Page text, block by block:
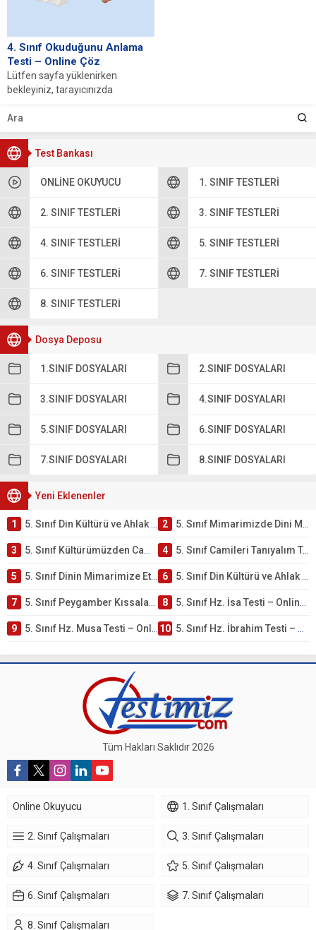
Test Bankası
ONLINE OKUYUCU 1. SINIF TESTLERI
2. SINIF TESTLERI 3. SINIF TESTLERI
4. SINIF TESTLERI 5. SINIF TESTLERI
6. SINIF TESTLERI 7. SINIF TESTLERI
8. SINIF TESTLERI
Dosya Deposu
1.SINIF DOSYALARI 2.SINIF DOSYALARI
3.SINIF DOSYALARI 4.SINIF DOSYALARI
5.SINIF DOSYALARI 6.SINIF DOSYALARI
7.SINIF DOSYALARI 8.SINIF DOSYALARI
Yeni Eklenenler
1 5. Sınıf Din Kültürü ve Ahlak Bilgisi 4. Ünite: Mimarimizde Dini Motifler Çalışmaları 2 5. Sınıf Mimarimizde Dini Motifler Ünite Testi – Online Çöz
3 5. Sınıf Kültürümüzden Cami Örnekleri Testi – Online Çöz 4 5. Sınıf Camileri Tanıyalım Testi – Online Çöz
5 5. Sınıf Dinin Mimarimize Etkisi Testi – Online Çöz 6 5. Sınıf Din Kültürü ve Ahlak Bilgisi 4. Ünite: Peygamber Kıssaları Çalışmaları
7 5. Sınıf Peygamber Kıssaları Ünite Testi – Online Çöz 8 5. Sınıf Hz. İsa Testi – Online Çöz
9 5. Sınıf Hz. Musa Testi – Online Çöz 10 5. Sınıf Hz. İbrahim Testi – Online Çöz
4. Sınıf Okuduğunu Anlama
Testi – Online Çöz
Lütfen sayfa yüklenirken
bekleyiniz, tarayıcınızda
olduğundan emin olunuz. Eğer
sayfa yüklenmediyse buraya...
Tüm Hakları Saklıdır 2026
Online Okuyucu 1. Sınıf Çalışmaları
2. Sınıf Çalışmaları 3. Sınıf Çalışmaları
4. Sınıf Çalışmaları 5. Sınıf Çalışmaları
6. Sınıf Çalışmaları 7. Sınıf Çalışmaları
8. Sınıf Çalışmaları